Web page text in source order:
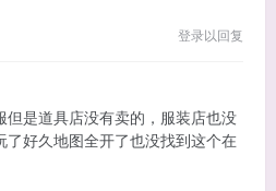
登录以回复
但是道具店没有卖的，服装店也没
了好久地图全开了也没找到这个在